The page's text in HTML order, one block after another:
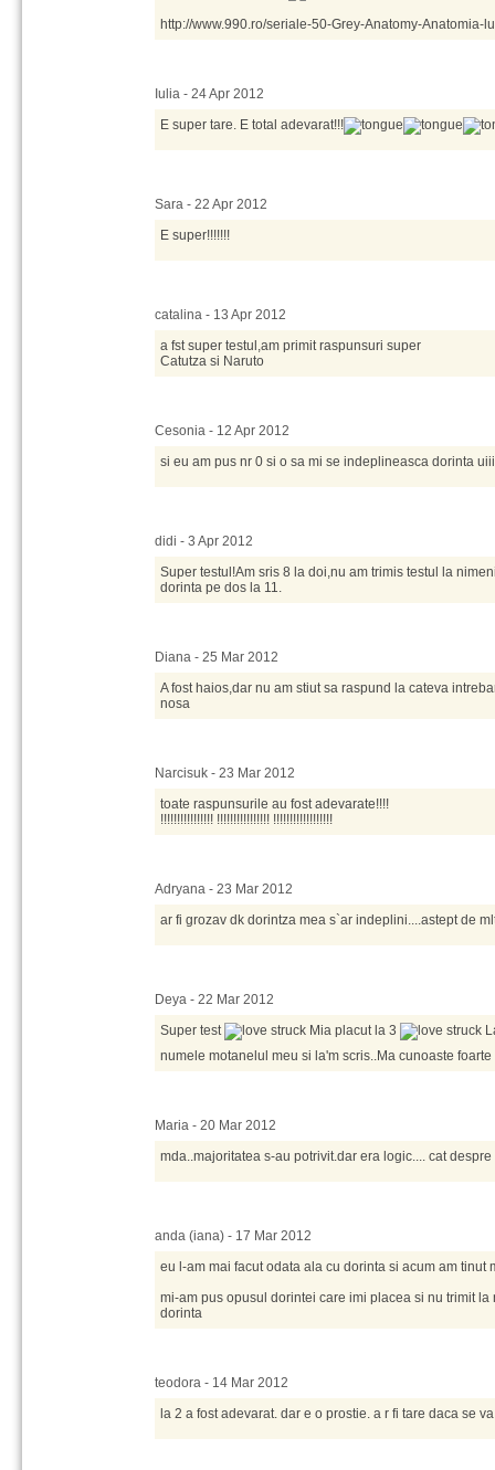
http://www.990.ro/seriale-50-Grey-Anatomy-Anatomia-
Iulia - 24 Apr 2012
E super tare. E total adevarat!!!
Sara - 22 Apr 2012
E super!!!!!!!
catalina - 13 Apr 2012
a fst super testul,am primit raspunsuri super
Catutza si Naruto
Cesonia - 12 Apr 2012
si eu am pus nr 0 si o sa mi se indeplineasca dorinta
didi - 3 Apr 2012
Super testul!Am sris 8 la doi,nu am trimis testul la
dorinta pe dos la 11.
Diana - 25 Mar 2012
A fost haios,dar nu am stiut sa raspund la cateva
nosa
Narcisuk - 23 Mar 2012
toate raspunsurile au fost adevarate!!!!
!!!!!!!!!!!!!!!! !!!!!!!!!!!!!!!! !!!!!!!!!!!!!!!!!!
Adryana - 23 Mar 2012
ar fi grozav dk dorintza mea s`ar indeplini....astept de
Deya - 22 Mar 2012
Super test
Mia placut la 3
numele motanelul meu si la'm scris..Ma cunoaste
Maria - 20 Mar 2012
mda..majoritatea s-au potrivit.dar era logic.... cat despre
anda (iana) - 17 Mar 2012
eu l-am mai facut odata ala cu dorinta si acum am tinut
mi-am pus opusul dorintei care imi placea si nu trimit
dorinta
teodora - 14 Mar 2012
la 2 a fost adevarat. dar e o prostie. a r fi tare daca se